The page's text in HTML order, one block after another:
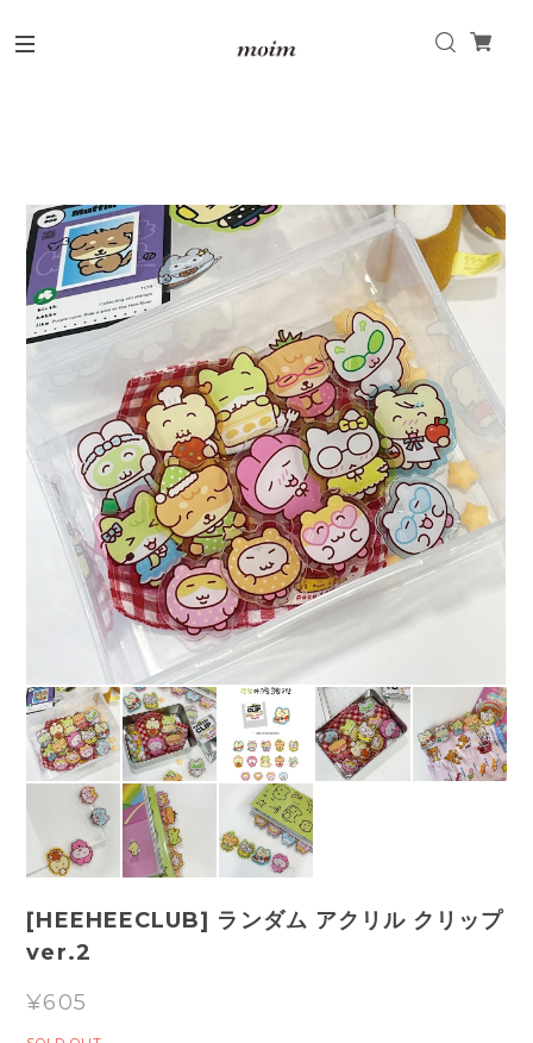
[HEEHEECLUB] ランダム アクリル クリップ
ver.2
¥605